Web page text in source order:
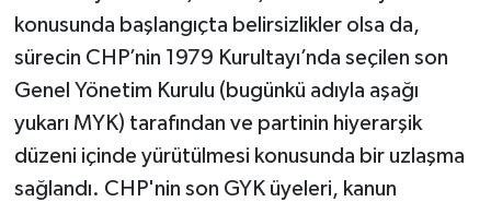
konusunda başlangıçta belirsizlikler olsa da,
sürecin CHP’nin 1979 Kurultayı’nda seçilen son
Genel Yönetim Kurulu (bugünkü adıyla aşağı
yukarı MYK) tarafından ve partinin hiyerarşik
düzeni içinde yürütülmesi konusunda bir uzlaşma
sağlandı. CHP'nin son GYK üyeleri, kanun